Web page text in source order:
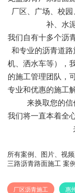
厂区、广场、校
补、水
我们自有十多个沥
和专业的沥青道
机、洒水车等），
的施工管理团队，
专业和优惠的施工
来换取您的信
我们将一直本着全
所有案例、图片、视频
三路沥青路面施工 案
厂区沥青施工 惠